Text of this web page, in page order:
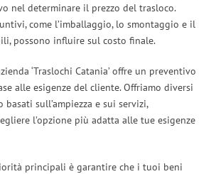
nel determinare il prezzo del trasloco.
come l’imballaggio, lo smontaggio e il
possono influire sul costo finale.
‘Traslochi Catania’ offre un preventivo
alle esigenze del cliente. Offriamo diversi
sull’ampiezza e sui servizi,
l’opzione più adatta alle tue esigenze
principali è garantire che i tuoi beni